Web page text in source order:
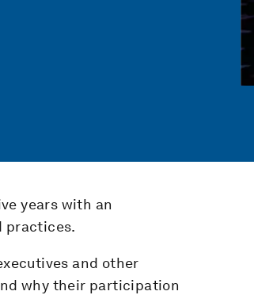
years with an
practices.
and other
why their participation